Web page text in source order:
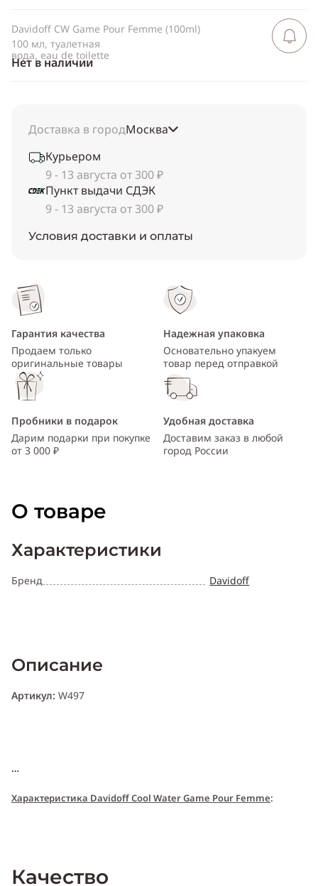
Davidoff CW Game Pour Femme (100ml)
100 мл, туалетная
вода, eau de toilette
Нет в наличии
Сообщить
Доставка в городМосква
Курьером
9 - 13 августа от 300 ₽
Пункт выдачи СДЭК
9 - 13 августа от 300 ₽
Условия доставки и оплаты
Гарантия качества
Продаем только
оригинальные товары
Надежная упаковка
Основательно упакуем
товар перед отправкой
Пробники в подарок
Дарим подарки при покупке
от 3 000 ₽
Удобная доставка
Доставим заказ в любой
город России
О товаре
Характеристики
Бренд Davidoff
Описание
Артикул: W497
Характеристика Davidoff Cool Water Game Pour Femme:
Качество